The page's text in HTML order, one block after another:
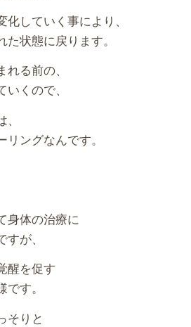
していく事により、
状態に戻ります。
る前の、
くので、
ングなんです。
身体の治療に
が、
醒を促す
す。
そりと